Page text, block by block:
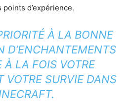
d’expérience.
À LA BONNE
D’ENCHANTEMENTS
À LA FOIS VOTRE
VOTRE SURVIE DANS